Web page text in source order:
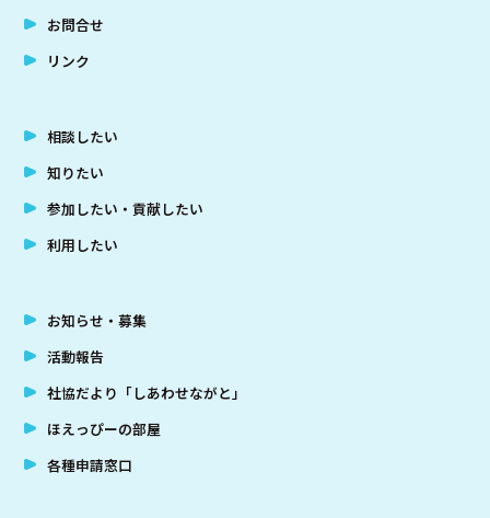
お問合せ
リンク
相談したい
知りたい
参加したい・貢献したい
利用したい
お知らせ・募集
活動報告
社協だより「しあわせながと」
ほえっぴーの部屋
各種申請窓口